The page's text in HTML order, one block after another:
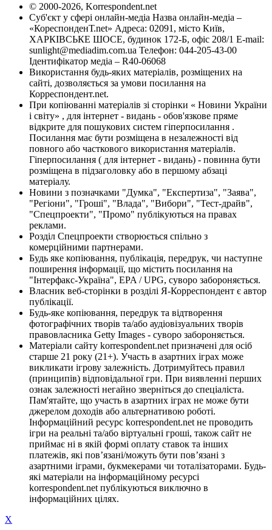
© 2000-2026, Korrespondent.net
Суб'єкт у сфері онлайн-медіа Назва онлайн-медіа –
«КореспонденТ.net» Адреса: 02091, місто Київ,
ХАРКІВСЬКЕ ШОСЕ, будинок 172-Б, офіс 208/1 E-mail:
sunlight@mediadim.com.ua Телефон: 044-205-43-00
Ідентифікатор медіа – R40-06068
Використання будь-яких матеріалів, розміщених на
сайті, дозволяється за умови посилання на
Корреспондент.net.
При копіюванні матеріалів зі сторінки « Новини України
і світу» , для інтернет - видань - обов'язкове пряме
відкрите для пошукових систем гіперпосилання .
Посилання має бути розміщена в незалежності від
повного або часткового використання матеріалів.
Гіперпосилання ( для інтернет - видань) - повинна бути
розміщена в підзаголовку або в першому абзаці
матеріалу.
Новини з позначками "Думка", "Експертиза", "Заява",
"Регіони", "Гроші", "Влада", "Вибори", "Тест-драйв",
"Спецпроекти", "Промо" публікуються на правах
реклами.
Розділ Спецпроекти створюється спільно з
комерційними партнерами.
Будь яке копіювання, публікація, передрук, чи наступне
поширення інформації, що містить посилання на
"Інтерфакс-Україна", EPA / UPG, суворо забороняється.
Власник веб-сторінки в розділі Я-Корреспондент є автор
публікації.
Будь-яке копіювання, передрук та відтворення
фотографічних творів та/або аудіовізуальних творів
правовласника Getty Images - суворо забороняється.
Матеріали сайту korrespondent.net призначені для осіб
старше 21 року (21+). Участь в азартних іграх може
викликати ігрову залежність. Дотримуйтесь правил
(принципів) відповідальної гри. При виявленні перших
ознак залежності негайно зверніться до спеціаліста.
Пам'ятайте, що участь в азартних іграх не може бути
джерелом доходів або альтернативою роботі.
Інформаційний ресурс korrespondent.net не проводить
ігри на реальні та/або віртуальні гроші, також сайт не
приймає ні в якій формі оплату ставок та інших
платежів, які пов’язані/можуть бути пов’язані з
азартними іграми, букмекерами чи тоталізаторами. Будь-
які матеріали на інформаційному ресурсі
korrespondent.net публікуються виключно в
інформаційних цілях.
X